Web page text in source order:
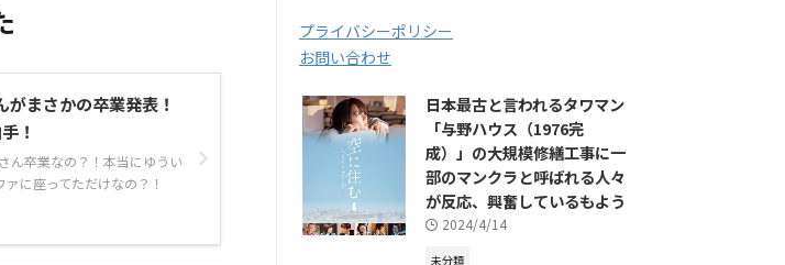
がまさかの卒業発表！
！
ん卒業なの？！本当にゆうい
に座ってただけなの？！
プライバシーポリシー
お問い合わせ
日本最古と言われるタワマン
「与野ハウス（1976完
成）」の大規模修繕工事に一
部のマンクラと呼ばれる人々
が反応、興奮しているもよう
2024/4/14
未分類